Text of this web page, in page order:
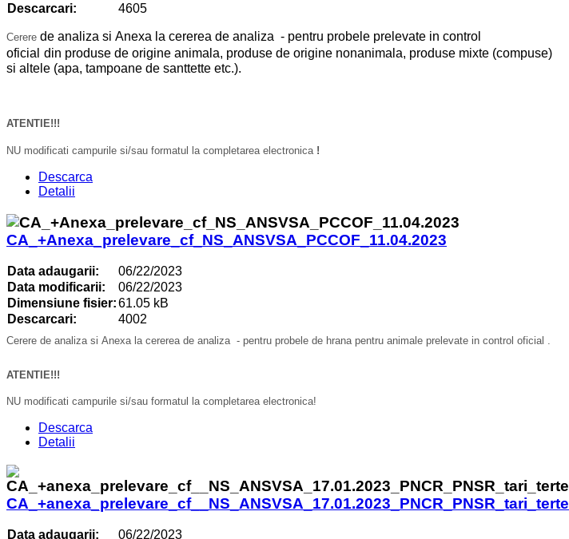
Descarcari:
4605
Cerere de analiza si Anexa la cererea de analiza - pentru probele prelevate in control
oficial din produse de origine animala, produse de origine nonanimala, produse mixte (compuse)
si altele (apa, tampoane de santtette etc.).
ATENTIE!!!
NU modificati campurile si/sau formatul la completarea electronica !
Descarca
Detalii
CA_+Anexa_prelevare_cf_NS_ANSVSA_PCCOF_11.04.2023
Data adaugarii:
06/22/2023
Data modificarii:
06/22/2023
Dimensiune fisier:61.05 kB
Descarcari:
4002
Cerere de analiza si Anexa la cererea de analiza - pentru probele de hrana pentru animale prelevate in control oficial
ATENTIE!!!
NU modificati campurile si/sau formatul la completarea electronica!
Descarca
Detalii
CA_+anexa_prelevare_cf__NS_ANSVSA_17.01.2023_PNCR_PNSR_tari_terte
Data adaugarii:
06/22/2023